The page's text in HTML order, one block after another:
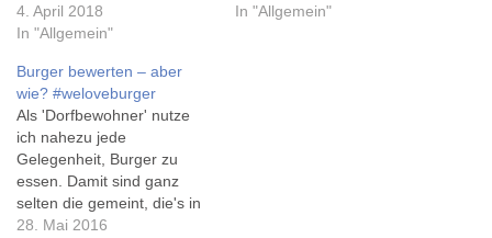
man seinen Burger auch
"durch" bekommen - das ist
geil. Steht so in der Karte
(sinngemäß), und dann
stimmt das ja wohl! Das
erklärt…
4. April 2018
In "Allgemein"
Laube, und jemand schlug
In "Allgemein"
Burger bewerten – aber
wie? #weloveburger
Als 'Dorfbewohner' nutze
ich nahezu jede
Gelegenheit, Burger zu
essen. Damit sind ganz
selten die gemeint, die's in
den bekannten Fastfood-
28. Mai 2016